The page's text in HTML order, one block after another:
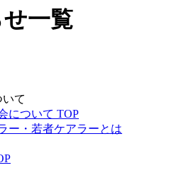
一覧
て
について TOP
ー・若者ケアラーとは